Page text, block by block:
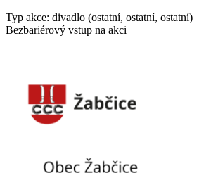
Typ akce: divadlo (ostatní, ostatní, ostatní)
Bezbariérový vstup na akci